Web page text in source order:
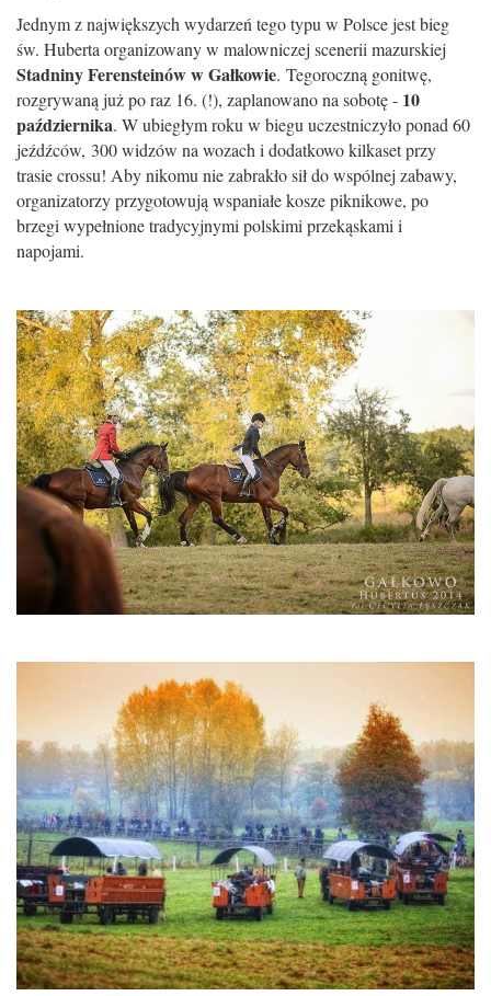
Jednym z największych wydarzeń tego typu w Polsce jest bieg
św. Huberta organizowany w malowniczej scenerii mazurskiej
Stadniny Ferensteinów w Gałkowie. Tegoroczną gonitwę,
rozgrywaną już po raz 16. (!), zaplanowano na sobotę - 10
października. W ubiegłym roku w biegu uczestniczyło ponad 60
jeźdźców, 300 widzów na wozach i dodatkowo kilkaset przy
trasie crossu! Aby nikomu nie zabrakło sił do wspólnej zabawy,
organizatorzy przygotowują wspaniałe kosze piknikowe, po
brzegi wypełnione tradycyjnymi polskimi przekąskami i
napojami.